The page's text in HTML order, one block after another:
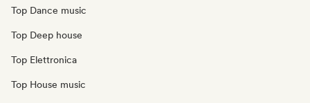
Top Dance music
Top Deep house
Top Elettronica
Top House music